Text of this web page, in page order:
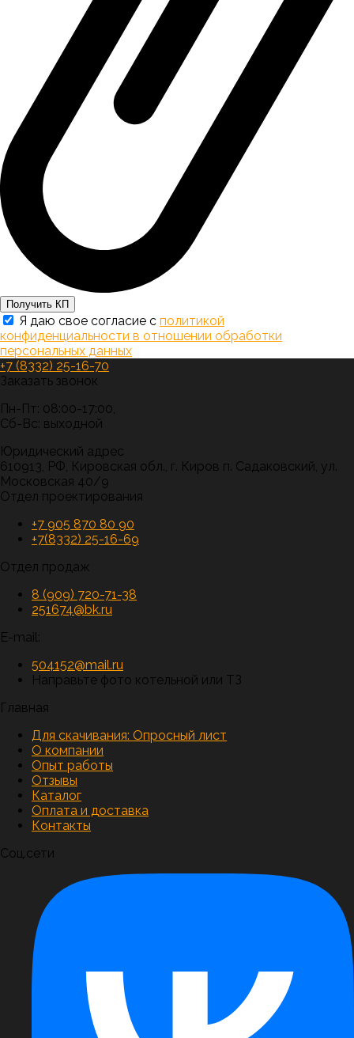
Получить КП
Я даю свое согласие с политикой
конфиденциальности в отношении обработки
персональных данных
+7 (8332) 25-16-70
Заказать звонок
Пн-Пт: 08:00-17:00,
Сб-Вс: выходной
Юридический адрес
610913, РФ, Кировская обл., г. Киров п. Садаковский, ул.
Московская 40/9
Отдел проектирования
+7 905 870 80 90
+7(8332) 25-16-69
Отдел продаж
8 (909) 720-71-38
251674@bk.ru
E-mail:
504152@mail.ru
Направьте фото котельной или ТЗ
Главная
Для скачивания: Опросный лист
О компании
Опыт работы
Отзывы
Каталог
Оплата и доставка
Контакты
Соц.сети